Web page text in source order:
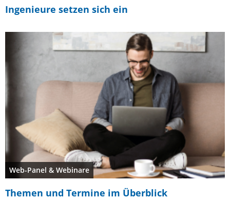
Ingenieure setzen sich ein
Web-Panel & Webinare
Themen und Termine im Überblick